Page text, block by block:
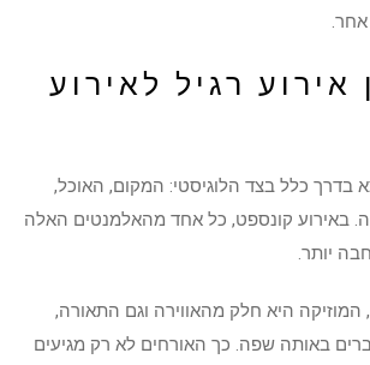
אחר.
אירוע רגיל לאירוע
בדרך כלל בצד הלוגיסטי: המקום, האוכל,
באירוע קונספט, כל אחד מהאלמנטים האלה
יותר.
היא חלק מהאווירה וגם התאורה,
באותה שפה. כך האורחים לא רק מגיעים